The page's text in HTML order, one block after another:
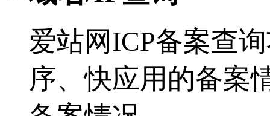
爱站网ICP备案查
序、快应用的备案